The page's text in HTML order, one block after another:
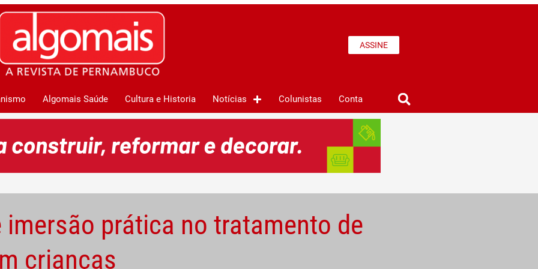
ASSINE
Algomais Saúde Cultura e Historia Notícias Colunistas Conta
prática no tratamento de
crianças